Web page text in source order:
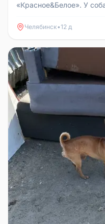
«Красное&Белое». У
Челябинск•12 д